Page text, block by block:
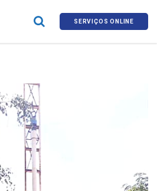
SERVIÇOS ONLINE